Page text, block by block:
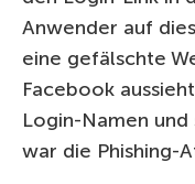
Anwender auf
eine gefälschte
Facebook
Login-Namen und
war die Phishing-